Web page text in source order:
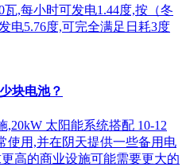
,每小时可发电1.44度,按（冬
电5.76度,可完全满足日耗3度
块电池？
,20kW 太阳能系统搭配 10-12
使用,并在阴天提供一些备用电
高的商业设施可能需要更大的